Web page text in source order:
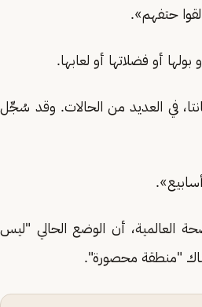
حتفهم».
أو فضلاتها أو لعابها.
في العديد من الحالات. وقد سُجِّل
العالمية، أن الوضع الحالي "ليس